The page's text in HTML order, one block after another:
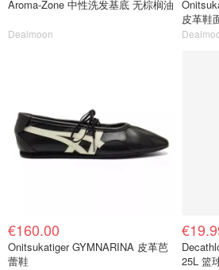
Aroma-Zone 中性洗发基底 无棕榈油
Dealmoon
皮革鞋
€160.00
Onitsukatiger GYMNARINA 皮革芭
蕾鞋
25L 篮